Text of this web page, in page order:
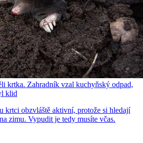
krtka. Zahradník vzal kuchyňský odpad,
klid
krtci obzvláště aktivní, protože si hledají
zimu. Vypudit je tedy musíte včas.